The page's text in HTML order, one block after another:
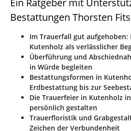
Bestattungen Thorsten
Im Trauerfall gut aufgehoben:
Kutenholz als verlässlicher
Überführung und
in Würde begleiten
Bestattungsformen in
Erdbestattung bis zur
Die Trauerfeier in Kutenholz
persönlich gestalten
Trauerfloristik und
Zeichen der Verbundenheit